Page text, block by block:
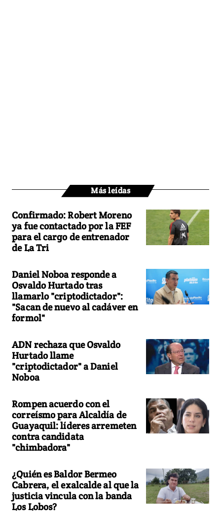
Más leídas
Confirmado: Robert Moreno
ya fue contactado por la FEF
para el cargo de entrenador
de La Tri
Daniel Noboa responde a
Osvaldo Hurtado tras
llamarlo "criptodictador":
"Sacan de nuevo al cadáver en
formol"
ADN rechaza que Osvaldo
Hurtado llame
"criptodictador" a Daniel
Noboa
Rompen acuerdo con el
correísmo para Alcaldía de
Guayaquil: líderes arremeten
contra candidata
"chimbadora"
¿Quién es Baldor Bermeo
Cabrera, el exalcalde al que la
justicia vincula con la banda
Los Lobos?